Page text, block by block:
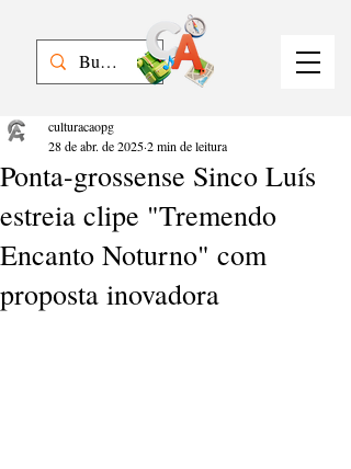
Ponta-grossense Sinco Luís
estreia clipe "Tremendo
Encanto Noturno" com
proposta inovadora
culturacaopg
28 de abr. de 20252 min de leitura